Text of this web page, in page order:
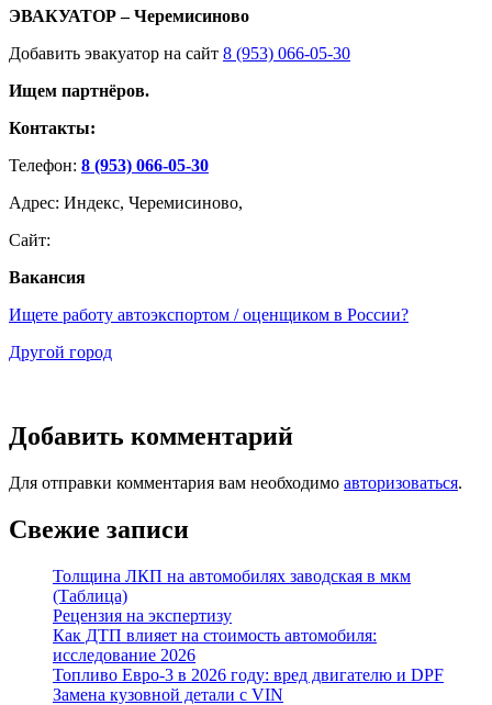
ЭВАКУАТОР – Черемисиново
Добавить эвакуатор на сайт 8 (953) 066-05-30
Ищем партнёров.
Контакты:
Телефон: 8 (953) 066-05-30
Адрес: Индекс, Черемисиново,
Сайт:
Вакансия
Ищете работу автоэкспортом / оценщиком в России?
Другой город
Добавить комментарий
Для отправки комментария вам необходимо авторизоваться.
Свежие записи
Толщина ЛКП на автомобилях заводская в мкм
(Таблица)
Рецензия на экспертизу
Как ДТП влияет на стоимость автомобиля:
исследование 2026
Топливо Евро-3 в 2026 году: вред двигателю и DPF
Замена кузовной детали с VIN